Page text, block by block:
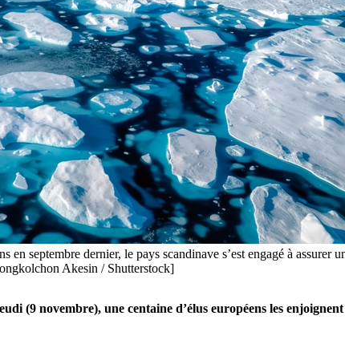
en septembre dernier, le pays scandinave s’est engagé à
Akesin / Shutterstock]
(9 novembre), une centaine d’élus européens les